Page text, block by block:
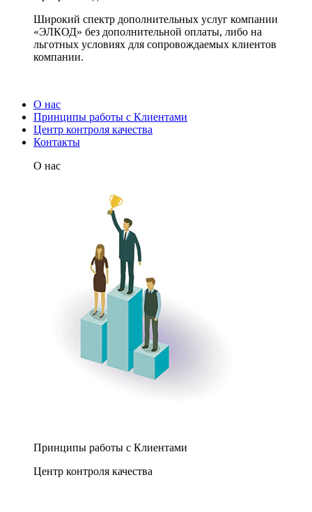
Широкий спектр дополнительных услуг компании
«ЭЛКОД» без дополнительной оплаты, либо на
льготных условиях для сопровождаемых клиентов
компании.
О нас
Принципы работы с Клиентами
Центр контроля качества
Контакты
О нас
Принципы работы с Клиентами
Центр контроля качества